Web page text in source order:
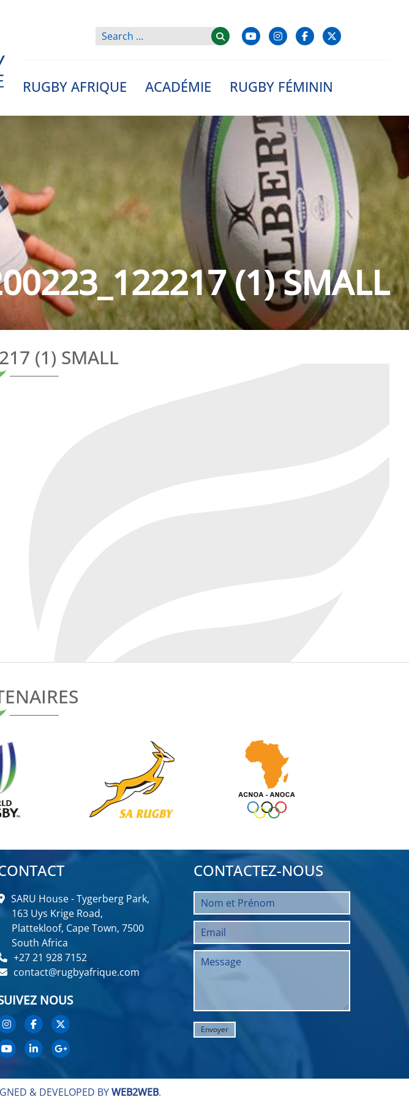
RUGBY AFRIQUE ACADÉMIE RUGBY FÉMININ
(1) SMALL
(1) SMALL
SARU House - Tygerberg Park,
163 Uys Krige Road,
Plattekloof, Cape Town, 7500
South Africa
+27 21 928 7152
contact@rugbyafrique.com
NOUS
CONTACTEZ-NOUS
& DEVELOPED BYWEB2WEB.